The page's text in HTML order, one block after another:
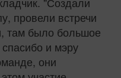
провели встречи
там было большое
и мэру
они